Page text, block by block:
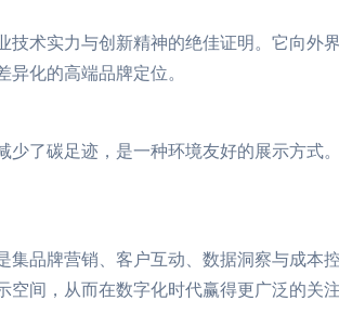
术实力与创新精神的绝佳证明。它向外
化的高端品牌定位。
了碳足迹，是一种环境友好的展示方式
品牌营销、客户互动、数据洞察与成本
间，从而在数字化时代赢得更广泛的关